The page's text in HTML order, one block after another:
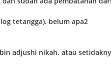
tetangga). belum apa2
adjushi nikah. atau